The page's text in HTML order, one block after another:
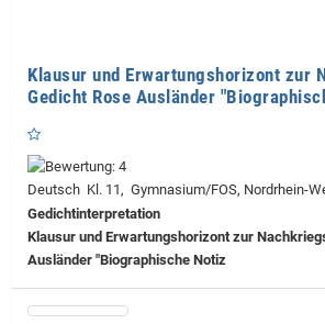
Klausur und Erwartungshorizont zur
Gedicht Rose Ausländer
Deutsch Kl. 11, Gymnasium/FOS, Nordrhein-
Gedichtinterpretation
Klausur und Erwartungshorizont zur
Ausländer "Biographische Notiz